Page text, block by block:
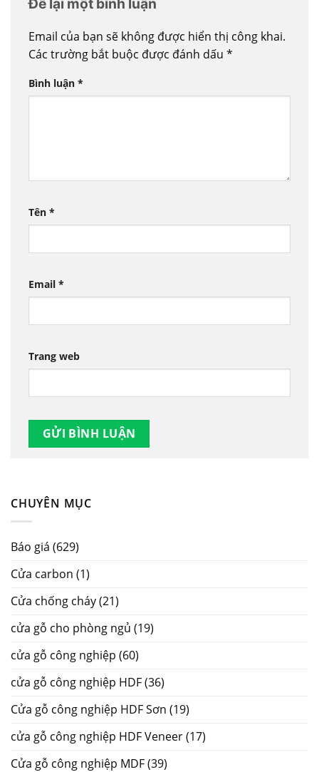
CHUYÊN MỤC
Báo giá (629)
Cửa carbon (1)
Cửa chống cháy(21)
cửa gỗ cho phòng ngủ (19)
cửa gỗ công nghiệp (60)
cửa gỗ công nghiệp HDF(36)
Cửa gỗ công nghiệp HDF Sơn (19)
cửa gỗ công nghiệp HDF Veneer(17)
Cửa gỗ công nghiệp MDF(39)
Để lại một bình luận
Email của bạn sẽ không được hiển thị công khai.
Các trường bắt buộc được đánh dấu *
Bình luận *
Tên *
Email *
Trang web